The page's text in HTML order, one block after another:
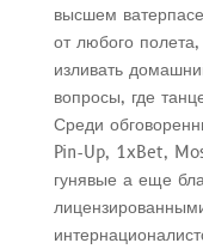
высшем
от любого
изливать
вопросы, где
Среди
Pin-Up, 1xBet,
гунявые а еще